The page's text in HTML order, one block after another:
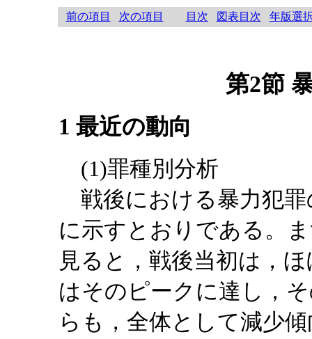
前の項目 次の項目 目次 図表目次 年版選
第2節
1 最近の動向
(1)罪種別分析
戦後における暴力犯罪
に示すとおりである。
見ると，戦後当初は，
はそのピークに達し，
らも，全体として減少